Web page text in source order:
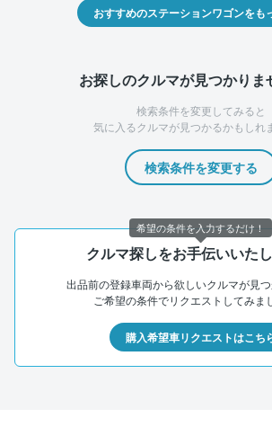
おすすめのステーションワゴンをも
お探しのクルマが見つかりま
検索条件を変更してみると
気に入るクルマが見つかるかもしれ
検索条件を変更する
クルマ探しをお手伝いいたし
出品前の登録車両から欲しいクルマが見つ
ご希望の条件でリクエストしてみま
購入希望車リクエストはこち
希望の条件を入力するだけ！